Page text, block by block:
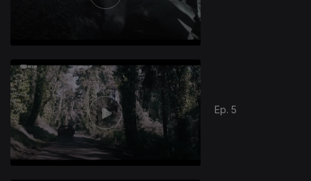
Ep. 5